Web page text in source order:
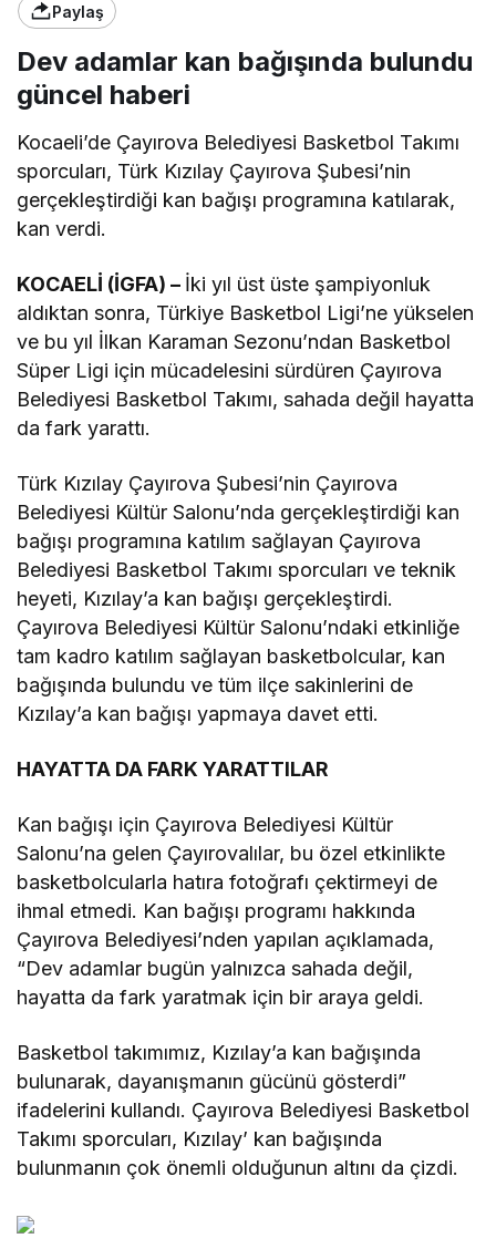
Paylaş
Dev adamlar kan bağışında bulundu
güncel haberi
Kocaeli’de Çayırova Belediyesi Basketbol Takımı
sporcuları, Türk Kızılay Çayırova Şubesi’nin
gerçekleştirdiği kan bağışı programına katılarak,
kan verdi.
KOCAELİ (İGFA) – İki yıl üst üste şampiyonluk
aldıktan sonra, Türkiye Basketbol Ligi’ne yükselen
ve bu yıl İlkan Karaman Sezonu’ndan Basketbol
Süper Ligi için mücadelesini sürdüren Çayırova
Belediyesi Basketbol Takımı, sahada değil hayatta
da fark yarattı.
Türk Kızılay Çayırova Şubesi’nin Çayırova
Belediyesi Kültür Salonu’nda gerçekleştirdiği kan
bağışı programına katılım sağlayan Çayırova
Belediyesi Basketbol Takımı sporcuları ve teknik
heyeti, Kızılay’a kan bağışı gerçekleştirdi.
Çayırova Belediyesi Kültür Salonu’ndaki etkinliğe
tam kadro katılım sağlayan basketbolcular, kan
bağışında bulundu ve tüm ilçe sakinlerini de
Kızılay’a kan bağışı yapmaya davet etti.
HAYATTA DA FARK YARATTILAR
Kan bağışı için Çayırova Belediyesi Kültür
Salonu’na gelen Çayırovalılar, bu özel etkinlikte
basketbolcularla hatıra fotoğrafı çektirmeyi de
ihmal etmedi. Kan bağışı programı hakkında
Çayırova Belediyesi’nden yapılan açıklamada,
“Dev adamlar bugün yalnızca sahada değil,
hayatta da fark yaratmak için bir araya geldi.
Basketbol takımımız, Kızılay’a kan bağışında
bulunarak, dayanışmanın gücünü gösterdi”
ifadelerini kullandı. Çayırova Belediyesi Basketbol
Takımı sporcuları, Kızılay’ kan bağışında
bulunmanın çok önemli olduğunun altını da çizdi.